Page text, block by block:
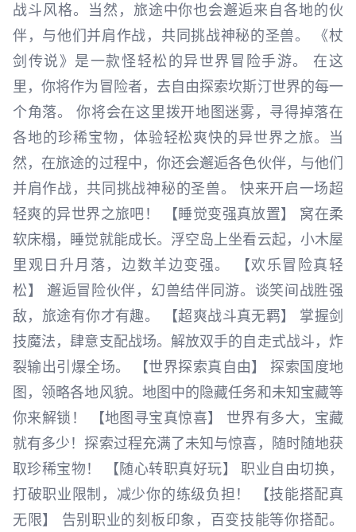
战斗风格。当然，旅途中你也会邂逅来自各地的伙
伴，与他们并肩作战，共同挑战神秘的圣兽。 《杖
剑传说》是一款怪轻松的异世界冒险手游。 在这
里，你将作为冒险者，去自由探索坎斯汀世界的每一
个角落。 你将会在这里拨开地图迷雾，寻得掉落在
各地的珍稀宝物，体验轻松爽快的异世界之旅。当
然，在旅途的过程中，你还会邂逅各色伙伴，与他们
并肩作战，共同挑战神秘的圣兽。 快来开启一场超
轻爽的异世界之旅吧！ 【睡觉变强真放置】 窝在柔
软床榻，睡觉就能成长。浮空岛上坐看云起，小木屋
里观日升月落，边数羊边变强。 【欢乐冒险真轻
松】 邂逅冒险伙伴，幻兽结伴同游。谈笑间战胜强
敌，旅途有你才有趣。 【超爽战斗真无羁】 掌握剑
技魔法，肆意支配战场。解放双手的自走式战斗，炸
裂输出引爆全场。 【世界探索真自由】 探索国度地
图，领略各地风貌。地图中的隐藏任务和未知宝藏等
你来解锁！ 【地图寻宝真惊喜】 世界有多大，宝藏
就有多少！探索过程充满了未知与惊喜，随时随地获
取珍稀宝物！ 【随心转职真好玩】 职业自由切换，
打破职业限制，减少你的练级负担！ 【技能搭配真
无限】 告别职业的刻板印象，百变技能等你搭配。